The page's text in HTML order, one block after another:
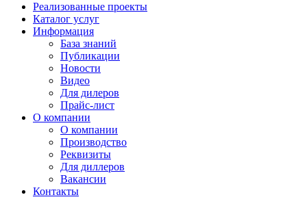
Реализованные проекты
Каталог услуг
Информация
База знаний
Публикации
Новости
Видео
Для дилеров
Прайс-лист
О компании
О компании
Производство
Реквизиты
Для диллеров
Вакансии
Контакты